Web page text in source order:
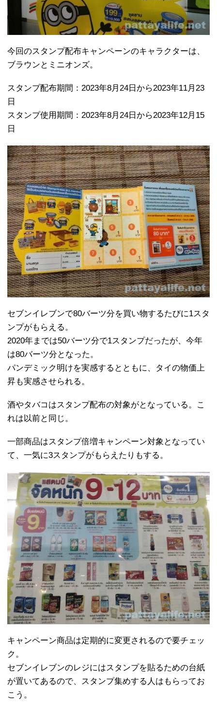
今回のスタンプ配布キャンペーンのキャラクターは、
ブラウンとミニオンズ。
スタンプ配布期間：2023年8月24日から2023年11月23
日
スタンプ使用期間：2023年8月24日から2023年12月15
日
セブンイレブンで80バーツ分を買い物するたびに1スタ
ンプがもらえる。
2020年までは50バーツ分で1スタンプだったが、今年
は80バーツ分となった。
パンデミック明けを実感するとともに、タイの物価上
昇も実感させられる。
酒やタバコはスタンプ配布の対象がとなっている。こ
れは以前と同じ。
一部商品はスタンプ倍増キャンペーン対象となってい
て、一気に3スタンプがもらえたりもする。
キャンペーン商品は定期的に変更されるので要チェッ
ク。
セブンイレブンのレジにはスタンプを貼るための台紙
が置いてあるので、スタンプ集めする人はもらってお
こう。